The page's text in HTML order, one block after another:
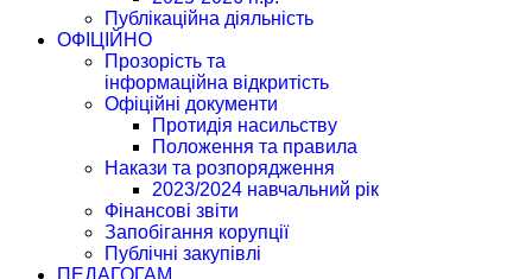
Публікаційна діяльність
ОФІЦІЙНО
Прозорість та
інформаційна відкритість
Офіційні документи
Протидія насильству
Положення та правила
Накази та розпорядження
2023/2024 навчальний рік
Фінансові звіти
Запобігання корупції
Публічні закупівлі
ПЕДАГОГАМ